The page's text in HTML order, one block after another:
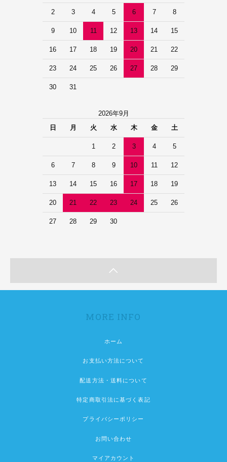
2 3 4 5 6 7 8
9 10 11 12 13 14 15
16 17 18 19 20 21 22
23 24 25 26 27 28 29
30 31
2026年9月
日
月 火 水 木 金 土
1 2 3 4 5
6 7 8 9 10 11 12
13 14 15 16 17 18 19
20 21 22 23 24 25 26
27 28 29 30
MORE INFO
ホーム
お支払い方法について
配送方法・送料について
特定商取引法に基づく表記
プライバシーポリシー
お問い合わせ
マイアカウント